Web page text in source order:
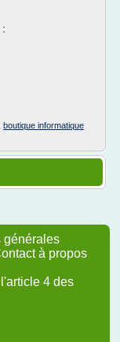
boutique informatique
générales
à propos
4 des